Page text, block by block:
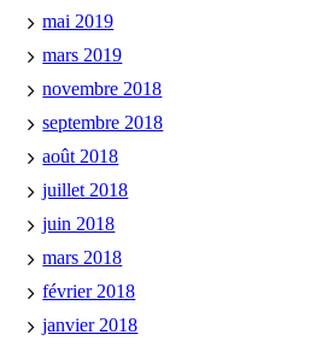
mai 2019
mars 2019
novembre 2018
septembre 2018
août 2018
juillet 2018
juin 2018
mars 2018
février 2018
janvier 2018